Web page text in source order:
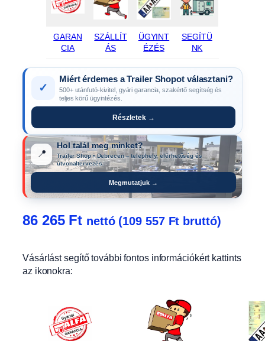
GARAN
CIA
SZÁLLÍT
ÁS
ÜGYINT
ÉZÉS
SEGÍTÜ
NK
✓
Miért érdemes a Trailer Shopot választani?
500+ utánfutó-kivitel, gyári garancia, szakértő segítség és
teljes körű ügyintézés.
Részletek →
📍
Hol talál meg minket?
Trailer Shop • Debrecen – telephely, elérhetőség és
útvonaltervezés.
Megmutatjuk →
86 265 Ft nettó (109 557 Ft bruttó)
Vásárlást segítő további fontos információkért kattints
az ikonokra: